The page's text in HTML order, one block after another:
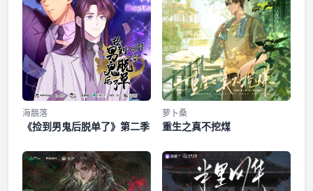
海鶄落
《捡到男鬼后脱单了》第二季
萝卜桑
重生之真不挖煤